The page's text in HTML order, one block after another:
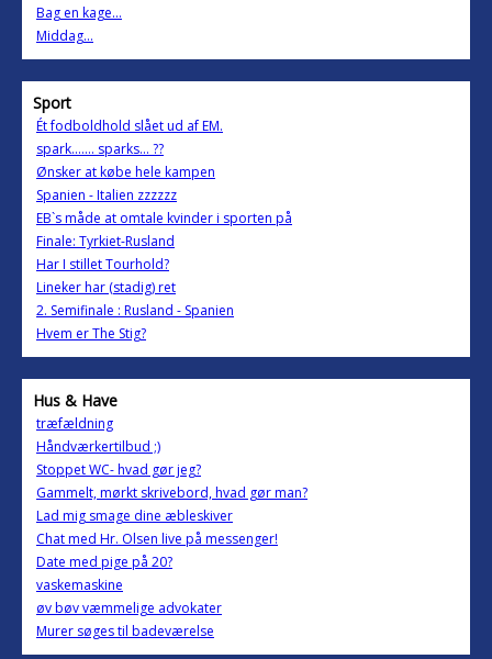
Bag en kage...
Middag...
Sport
Ét fodboldhold slået ud af EM.
spark....... sparks... ??
Ønsker at købe hele kampen
Spanien - Italien zzzzzz
EB`s måde at omtale kvinder i sporten på
Finale: Tyrkiet-Rusland
Har I stillet Tourhold?
Lineker har (stadig) ret
2. Semifinale : Rusland - Spanien
Hvem er The Stig?
Hus & Have
træfældning
Håndværkertilbud ;)
Stoppet WC- hvad gør jeg?
Gammelt, mørkt skrivebord, hvad gør man?
Lad mig smage dine æbleskiver
Chat med Hr. Olsen live på messenger!
Date med pige på 20?
vaskemaskine
øv bøv væmmelige advokater
Murer søges til badeværelse